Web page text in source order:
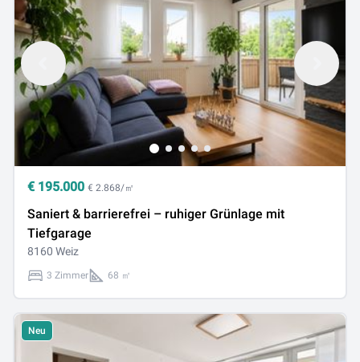
€ 195.000 € 2.868/㎡
Saniert & barrierefrei – ruhiger Grünlage mit
Tiefgarage
8160 Weiz
3 Zimmer 68 ㎡
Neu